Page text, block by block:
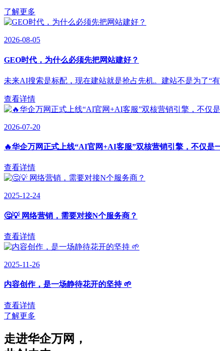
了解更多
2026-08-05
GEO时代，为什么必须先把网站建好？
未来AI搜索是标配，现在建站就是抢占先机。建站不是为了“
查看详情
2026-07-20
🔥华企万网正式上线“AI官网+AI客服”双核营销引擎，不仅是
查看详情
2025-12-24
🤔💡 网络营销，需要对接N个服务商？
查看详情
2025-11-26
内容创作，是一场静待花开的坚持 🌱
查看详情
了解更多
走进华企万网 ，